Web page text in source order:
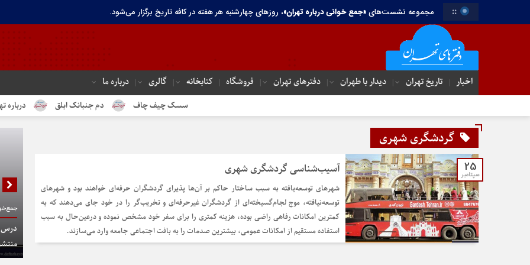
:: مجموعه نشست‌های«جمع خوانی درباره تهران»، روزهای چهارشنبه هر هفته در کافه تاریخ برگزار می‌شود.
اخبار تاریخ تهران دیدار با طهران دفترهای تهران‌ فروشگاه کتابخانه گالری درباره ما
سسک چیف چاف دم جنبانک ابلق درباره تهران
گردشگری شهری
25
سپتامبر آسیب‌شناسی گردشگری شهری
شهرهای توسعه‌یافته به سبب ساختار حاکم بر آن‌ها پذیرای گردشگران حرفه‌ای خواهند بود و شهرهای
توسعه‌نیافته، موج لجام‌گسیخته‌ای از گردشگران غیرحرفه‌ای و تخریب‌گر را در خود جای می‌دهند که به
کمترین امکانات رفاهی راضی بوده، هزینه کمتری را برای سفر خود مشخص نموده و درعین‌حال به سبب
استفاده مستقیم از امکانات عمومی، بیشترین صدمات را به بافت اجتماعی جامعه وارد می‌سازند.
درس